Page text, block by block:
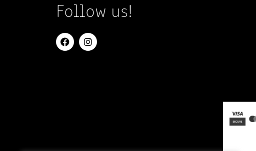
Follow us!